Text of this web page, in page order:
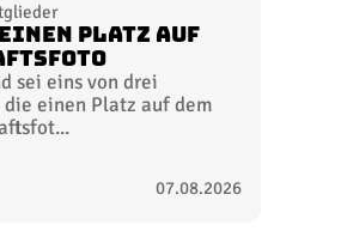
Platz auf
sei eins von drei
einen Platz auf dem
07.08.2026